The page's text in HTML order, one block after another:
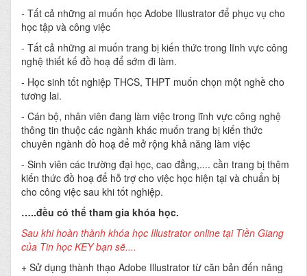
- Tất cả những ai muốn học Adobe Illustrator để phục vụ cho
học tập và công việc
- Tất cả những ai muốn trang bị kiến thức trong lĩnh vực công
nghệ thiết kế đồ hoạ để sớm đi làm.
- Học sinh tốt nghiệp THCS, THPT muốn chọn một nghề cho
tương lai.
- Cán bộ, nhân viên đang làm việc trong lĩnh vực công nghệ
thông tin thuộc các ngành khác muốn trang bị kiến thức
chuyên ngành đồ hoạ để mở rộng khả năng làm việc
- Sinh viên các trường đại học, cao đẳng,.... cần trang bị thêm
kiến thức đồ hoạ để hỗ trợ cho việc học hiện tại và chuẩn bị
cho công việc sau khi tốt nghiệp.
…..đều có thể tham gia khóa học.
Sau khi hoàn thành khóa học Illustrator online tại Tiền Giang
của Tin học KEY bạn sẽ....
+ Sử dụng thành thạo Adobe Illustrator từ căn bản đến nâng